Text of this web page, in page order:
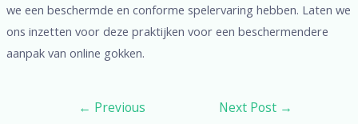
we een beschermde en conforme spelervaring hebben. Laten we
ons inzetten voor deze praktijken voor een beschermendere
aanpak van online gokken.
← Previous
Next Post →